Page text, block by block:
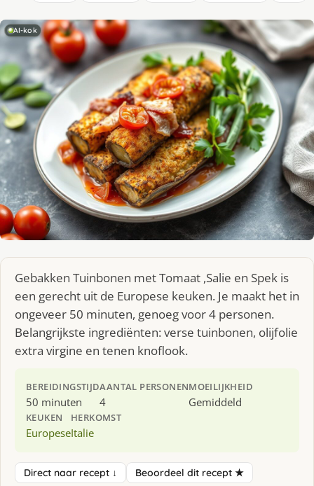
AI-kok
Gebakken Tuinbonen met Tomaat ,Salie en Spek is
een gerecht uit de Europese keuken. Je maakt het in
ongeveer 50 minuten, genoeg voor 4 personen.
Belangrijkste ingrediënten: verse tuinbonen, olijfolie
extra virgine en tenen knoflook.
BEREIDINGSTIJD
50 minuten
AANTAL PERSONEN
4
MOEILIJKHEID
Gemiddeld
KEUKEN
Europese
HERKOMST
Italie
Direct naar recept ↓ Beoordeel dit recept ★